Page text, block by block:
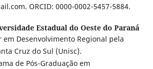
ORCID: 0000-0002-5457-5884.
Estadual do Oeste do Paraná
em Desenvolvimento Regional pela
Cruz do Sul (Unisc).
de Pós-Graduação em